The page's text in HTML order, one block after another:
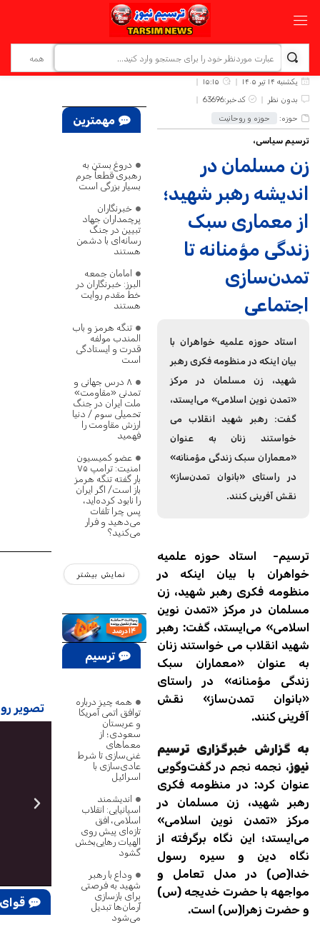
یکشنبه ۱۴ تیر ۱۴۰۵
۱۵:۱۵
بدون نظر
کدخبر:63696
حوزه:
حوزه و روحانیت
ترسیم سیاسی،
زن مسلمان در
اندیشه رهبر شهید؛
از معماری سبک
زندگی مؤمنانه تا
تمدن‌سازی
اجتماعی
استاد حوزه علمیه خواهران با
بیان اینکه در منظومه فکری رهبر
شهید، زن مسلمان در مرکز
«تمدن نوین اسلامی» می‌ایستد،
گفت: رهبر شهید انقلاب می
خواستند زنان به عنوان
«معماران سبک زندگی مؤمنانه»
در راستای «بانوان تمدن‌ساز»
نقش آفرینی کنند.
ترسیم- استاد حوزه علمیه
خواهران با بیان اینکه در
منظومه فکری رهبر شهید، زن
مسلمان در مرکز «تمدن نوین
اسلامی» می‌ایستد، گفت: رهبر
شهید انقلاب می خواستند زنان
به عنوان «معماران سبک
زندگی مؤمنانه» در راستای
«بانوان تمدن‌ساز» نقش
آفرینی کنند.
به گزارش خبرگزاری ترسیم
نیوز، نجمه نجم در گفت‌وگویی
عنوان کرد: در منظومه فکری
رهبر شهید، زن مسلمان در
مرکز «تمدن نوین اسلامی»
می‌ایستد؛ این نگاه برگرفته از
نگاه دین و سیره رسول
خدا(ص) در مدل تعامل و
مواجهه با حضرت خدیجه (س)
و حضرت زهرا(س) است.
مهمترین
دروغ بستن به
رهبری قطعاً جرم
بسیار بزرگی است
خبرنگاران
پرچمداران جهاد
تبیین در جنگ
رسانه‌ای با دشمن
هستند
امامان جمعه
البرز: خبرنگاران در
خط مقدم روایت
هستند
تنگه‌ هرمز و باب
المندب مولفه
قدرت و ایستادگی
است
۸ درس جهانی و
تمدنی «مقاومت»
ملت ایران در جنگ
تحمیلی سوم / دنیا
ارزش مقاومت را
فهمید
عضو کمیسیون
امنیت: ترامپ ۷۵
بار گفته تنگه هرمز
باز است/ اگر ایران
را نابود کرده‌اید،
پس چرا تلفات
می‌دهید و فرار
می‌کنید؟
نمایش بیشتر
ترسیم
همه چیز درباره
توافق اتمی آمریکا
و عربستان
سعودی؛ از
معماهای
غنی‌سازی تا شرط
عادی‌سازی با
اسرائیل
اندیشمند
اسپانیایی: انقلاب
اسلامی، افق
تازه‌ای پیش روی
الهیات رهایی‌بخش
گشود
وداع با رهبر
شهید به فرصتی
برای بازسازی
آرمان‌ها تبدیل
می‌شود
تصویر